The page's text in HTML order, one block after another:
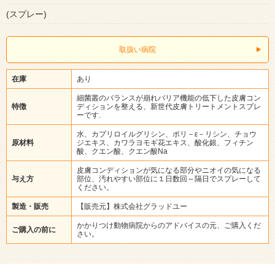
(スプレー)
取扱い病院
在庫 あり
特徴
細菌叢のバランスが崩れバリア機能の低下した皮膚コン
ディションを整える、新世代皮膚トリートメントスプレ
ーです.
原材料
水、カプリロイルグリシン、ポリ－ε－リシン、チョウ
ジエキス、カワラヨモギ花エキス、酸化銀、フィチン
酸、クエン酸、クエン酸Na
与え方
皮膚コンディションが気になる部分やニオイの気になる
部位、汚れやすい部位に１日数回～隔日でスプレーして
ください。
製造・販売 【販売元】株式会社グラッドユー
ご購入の前に
かかりつけ動物病院からのアドバイスの元、ご購入くだ
さい。